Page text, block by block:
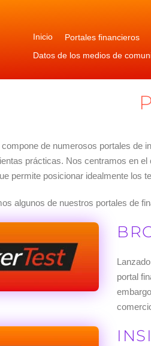
Inicio Portales financieros
Datos de los medios de
de numerosos portales de
prácticas. Nos centramos en
permite posicionar idealmente los
algunos de nuestros portales de
portal